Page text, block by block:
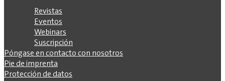
Revistas
Eventos
Webinars
Suscripción
Póngase en contacto con nosotros
Pie de imprenta
Protección de datos